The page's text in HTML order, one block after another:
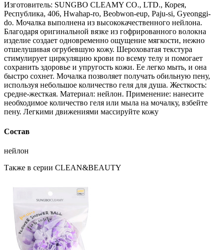
Изготовитель: SUNGBO CLEAMY CO., LTD., Корея,
Республика, 406, Hwahap-ro, Beobwon-eup, Paju-si, Gyeonggi-
do. Мочалка выполнена из высококачественного нейлона.
Благодаря оригинальной вязке из гофрированного волокна
изделие создает одновременно ощущение мягкости, нежно
отшелушивая огрубевшую кожу. Шероховатая текстура
стимулирует циркуляцию крови по всему телу и помогает
сохранить здоровье и упругость кожи. Ее легко мыть, и она
быстро сохнет. Мочалка позволяет получать обильную пену,
используя небольшое количество геля для душа. Жесткость:
средне-жесткая. Материал: нейлон. Применение: нанесите
необходимое количество геля или мыла на мочалку, взбейте
пену. Легкими движениями массируйте кожу
Состав
нейлон
Также в серии CLEAN&BEAUTY